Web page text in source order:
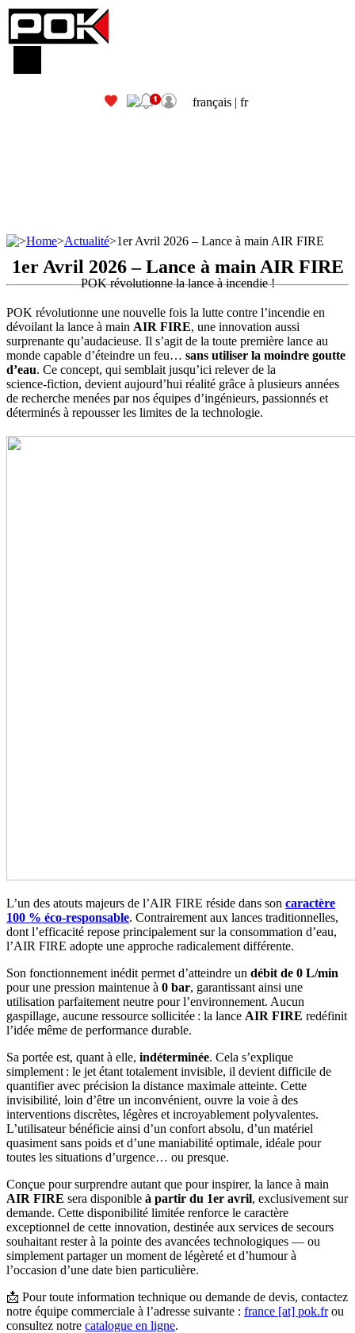
français | fr
>Home>Actualité>1er Avril 2026 – Lance à main AIR FIRE
1er Avril 2026 – Lance à main AIR FIRE
POK révolutionne la lance à incendie !
POK révolutionne une nouvelle fois la lutte contre l’incendie en
dévoilant la lance à main AIR FIRE, une innovation aussi
surprenante qu’audacieuse. Il s’agit de la toute première lance au
monde capable d’éteindre un feu… sans utiliser la moindre goutte
d’eau. Ce concept, qui semblait jusqu’ici relever de la
science‑fiction, devient aujourd’hui réalité grâce à plusieurs années
de recherche menées par nos équipes d’ingénieurs, passionnés et
déterminés à repousser les limites de la technologie.
L’un des atouts majeurs de l’AIR FIRE réside dans son caractère
100 % éco‑responsable. Contrairement aux lances traditionnelles,
dont l’efficacité repose principalement sur la consommation d’eau,
l’AIR FIRE adopte une approche radicalement différente.
Son fonctionnement inédit permet d’atteindre un débit de 0 L/min
pour une pression maintenue à 0 bar, garantissant ainsi une
utilisation parfaitement neutre pour l’environnement. Aucun
gaspillage, aucune ressource sollicitée : la lance AIR FIRE redéfinit
l’idée même de performance durable.
Sa portée est, quant à elle, indéterminée. Cela s’explique
simplement : le jet étant totalement invisible, il devient difficile de
quantifier avec précision la distance maximale atteinte. Cette
invisibilité, loin d’être un inconvénient, ouvre la voie à des
interventions discrètes, légères et incroyablement polyvalentes.
L’utilisateur bénéficie ainsi d’un confort absolu, d’un matériel
quasiment sans poids et d’une maniabilité optimale, idéale pour
toutes les situations d’urgence… ou presque.
Conçue pour surprendre autant que pour inspirer, la lance à main
AIR FIRE sera disponible à partir du 1er avril, exclusivement sur
demande. Cette disponibilité limitée renforce le caractère
exceptionnel de cette innovation, destinée aux services de secours
souhaitant rester à la pointe des avancées technologiques — ou
simplement partager un moment de légèreté et d’humour à
l’occasion d’une date bien particulière.
📩 Pour toute information technique ou demande de devis, contactez
notre équipe commerciale à l’adresse suivante : france [at] pok.fr ou
consultez notre catalogue en ligne.